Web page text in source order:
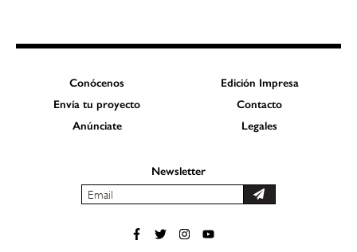
Conócenos
Edición Impresa
Envía tu proyecto
Contacto
Anúnciate
Legales
Newsletter